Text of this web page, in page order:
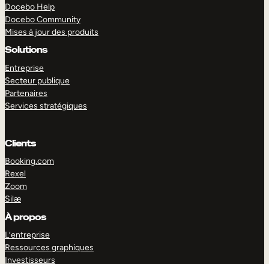
Docebo Help
Docebo Community
Mises à jour des produits
Solutions
Entreprise
Secteur publique
Partenaires
Services stratégiques
Clients
Booking.com
Rexel
Zoom
Silæ
À propos
L’entreprise
Ressources graphiques
Investisseurs